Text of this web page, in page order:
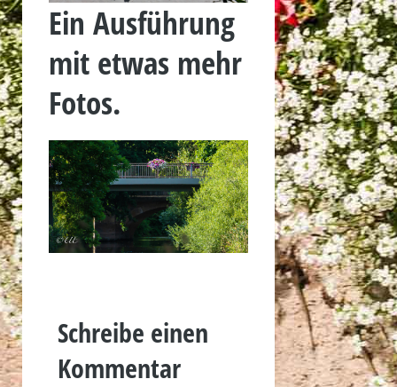
Ein Ausführung
mit etwas mehr
Fotos.
Schreibe einen
Kommentar